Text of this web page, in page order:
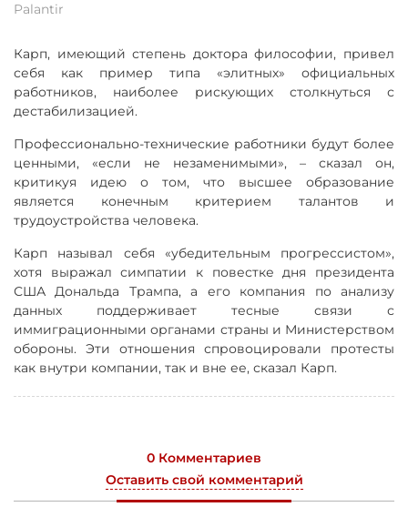
Palantir
Карп, имеющий степень доктора философии, привел
себя как пример типа «элитных» официальных
работников, наиболее рискующих столкнуться с
дестабилизацией.
Профессионально-технические работники будут более
ценными, «если не незаменимыми», – сказал он,
критикуя идею о том, что высшее образование
является конечным критерием талантов и
трудоустройства человека.
Карп называл себя «убедительным прогрессистом»,
хотя выражал симпатии к повестке дня президента
США Дональда Трампа, а его компания по анализу
данных поддерживает тесные связи с
иммиграционными органами страны и Министерством
обороны. Эти отношения спровоцировали протесты
как внутри компании, так и вне ее, сказал Карп.
0 Комментариев
Оставить свой комментарий